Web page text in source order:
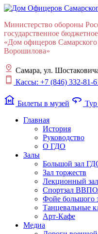
Министерство обороны
государственное
«Дом офицеров
Ворошилова»
Самара, ул.
Кассы: +7 (846) 332-81-
museum Билеты в музей 360 Тур
Главная
История
Руководство
О ГДО
Залы
Большой зал
Зал торжеств
Лекционный зал
Cпортзал
Фойе большого
Танцевальные
Арт-Кафе
Медиа